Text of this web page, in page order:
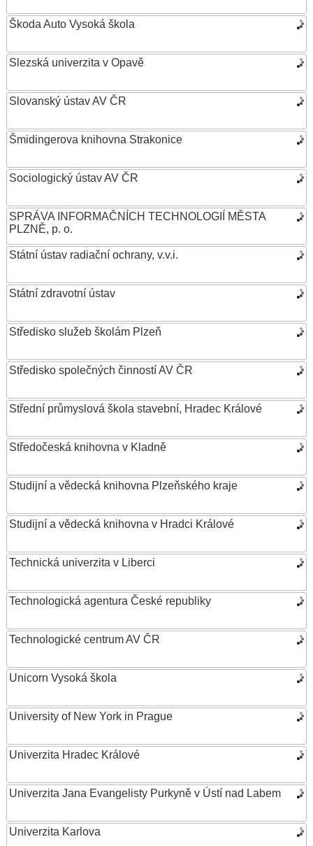
Škoda Auto Vysoká škola
Slezská univerzita v Opavě
Slovanský ústav AV ČR
Šmidingerova knihovna Strakonice
Sociologický ústav AV ČR
SPRÁVA INFORMAČNÍCH TECHNOLOGIÍ MĚSTA
PLZNĚ, p. o.
Státní ústav radiační ochrany, v.v.i.
Státní zdravotní ústav
Středisko služeb školám Plzeň
Středisko společných činností AV ČR
Střední průmyslová škola stavební, Hradec Králové
Středočeská knihovna v Kladně
Studijní a vědecká knihovna Plzeňského kraje
Studijní a vědecká knihovna v Hradci Králové
Technická univerzita v Liberci
Technologická agentura České republiky
Technologické centrum AV ČR
Unicorn Vysoká škola
University of New York in Prague
Univerzita Hradec Králové
Univerzita Jana Evangelisty Purkyně v Ústí nad Labem
Univerzita Karlova